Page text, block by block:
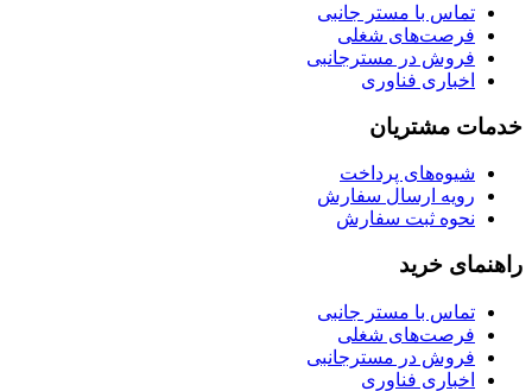
تماس با مستر جانبی
فرصت‌های شغلی
فروش در مسترجانبی
اخباری فناوری
خدمات مشتریان
شیوه‌های پرداخت
رویه ارسال سفارش
نحوه ثبت سفارش
راهنمای خرید
تماس با مستر جانبی
فرصت‌های شغلی
فروش در مسترجانبی
اخباری فناوری